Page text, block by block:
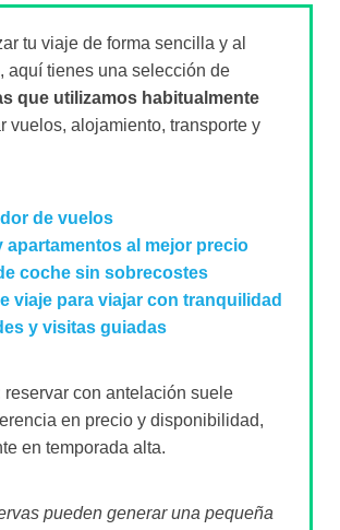
tu viaje de forma sencilla y al
aquí tienes una selección de
que utilizamos habitualmente
vuelos, alojamiento, transporte y
de vuelos
apartamentos al mejor precio
coche sin sobrecostes
viaje para viajar con tranquilidad
y visitas guiadas
reservar con antelación suele
en precio y disponibilidad,
en temporada alta.
pueden generar una pequeña